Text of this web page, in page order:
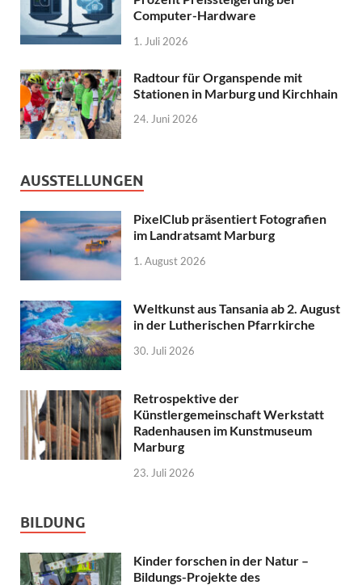
Computer-Hardware
1. Juli 2026
Radtour für Organspende mit
Stationen in Marburg und Kirchhain
24. Juni 2026
AUSSTELLUNGEN
PixelClub präsentiert Fotografien
im Landratsamt Marburg
1. August 2026
Weltkunst aus Tansania ab 2. August
in der Lutherischen Pfarrkirche
30. Juli 2026
Retrospektive der
Künstlergemeinschaft Werkstatt
Radenhausen im Kunstmuseum
Marburg
23. Juli 2026
BILDUNG
Kinder forschen in der Natur –
Bildungs-Projekte des